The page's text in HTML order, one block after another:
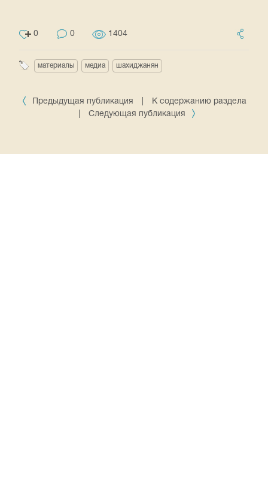
0 0 1404
материалы медиа шахиджанян
Предыдущая публикация
К содержанию раздела
Следующая публикация